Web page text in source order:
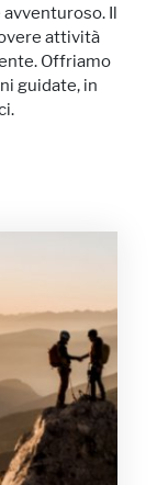
Il
attività
Offriamo
guidate, in